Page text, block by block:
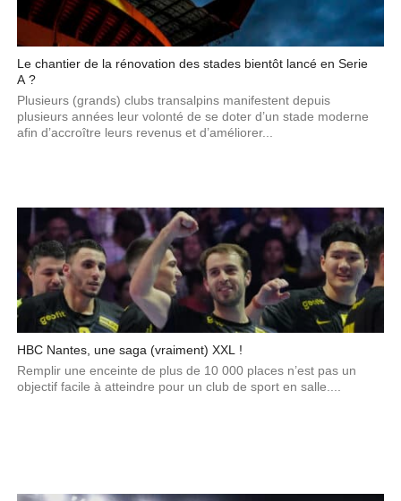
Le chantier de la rénovation des stades bientôt lancé en Serie
A ?
Plusieurs (grands) clubs transalpins manifestent depuis
plusieurs années leur volonté de se doter d’un stade moderne
afin d’accroître leurs revenus et d’améliorer...
HBC Nantes, une saga (vraiment) XXL !
Remplir une enceinte de plus de 10 000 places n’est pas un
objectif facile à atteindre pour un club de sport en salle....